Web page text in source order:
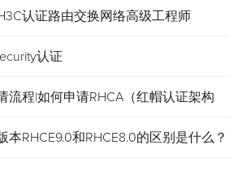
认证路由交换网络高级工程师
认证
流程|如何申请RHCA（红帽认证架构
请收藏！
本RHCE9.0和RHCE8.0的区别是什么？